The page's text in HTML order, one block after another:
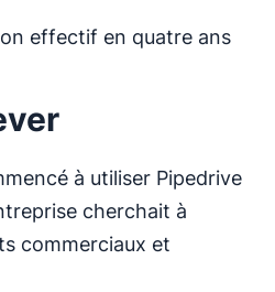
effectif en quatre ans
à utiliser Pipedrive
cherchait à
commerciaux et